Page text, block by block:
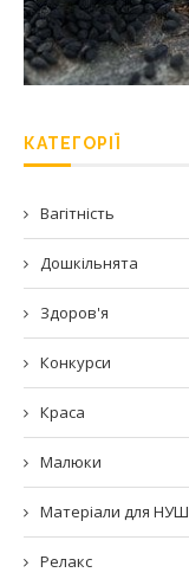
КАТЕГОРІЇ
Вагітність
Дошкільнята
Здоров'я
Конкурси
Краса
Малюки
Матеріали для НУШ
Релакс